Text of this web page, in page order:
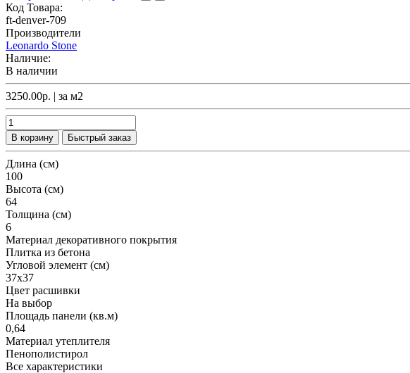
Код Товара:
ft-denver-709
Производители
Leonardo Stone
Наличие:
В наличии
3250.00р. | за м2
В корзину Быстрый заказ
Длина (см)
100
Высота (см)
64
Толщина (см)
6
Материал декоративного покрытия
Плитка из бетона
Угловой элемент (см)
37х37
Цвет расшивки
На выбор
Площадь панели (кв.м)
0,64
Материал утеплителя
Пенополистирол
Все характеристики